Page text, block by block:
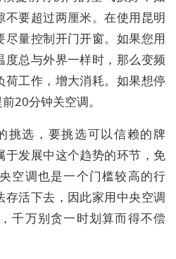
要超过两厘米。在使用昆明
量控制开门开窗。如果您用
度总与外界一样时，那么变频
荷工作，增大消耗。如果想停
20分钟关空调。
挑选，要挑选可以信赖的牌
于发展中这个趋势的环节，免
空调也是一个门槛较高的行
存活下去，因此家用中央空调
千万别贪一时划算而得不偿